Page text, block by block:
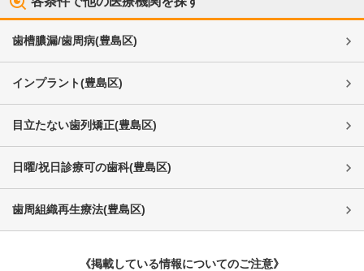
歯槽膿漏/歯周病(豊島区)
インプラント(豊島区)
目立たない歯列矯正(豊島区)
日曜/祝日診療可の歯科(豊島区)
歯周組織再生療法(豊島区)
《掲載している情報についてのご注意》